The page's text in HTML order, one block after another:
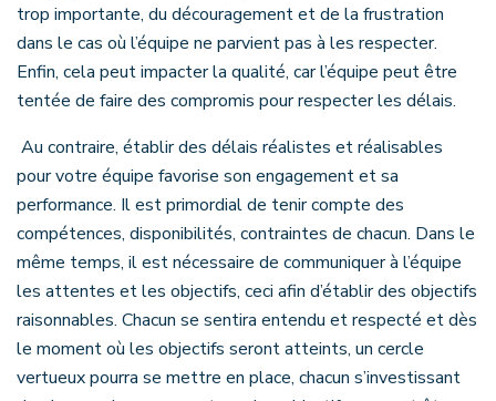
trop importante, du découragement et de la frustration
dans le cas où l’équipe ne parvient pas à les respecter.
Enfin, cela peut impacter la qualité, car l’équipe peut être
tentée de faire des compromis pour respecter les délais.
Au contraire, établir des délais réalistes et réalisables
pour votre équipe favorise son engagement et sa
performance. Il est primordial de tenir compte des
compétences, disponibilités, contraintes de chacun. Dans le
même temps, il est nécessaire de communiquer à l’équipe
les attentes et les objectifs, ceci afin d’établir des objectifs
raisonnables. Chacun se sentira entendu et respecté et dès
le moment où les objectifs seront atteints, un cercle
vertueux pourra se mettre en place, chacun s’investissant